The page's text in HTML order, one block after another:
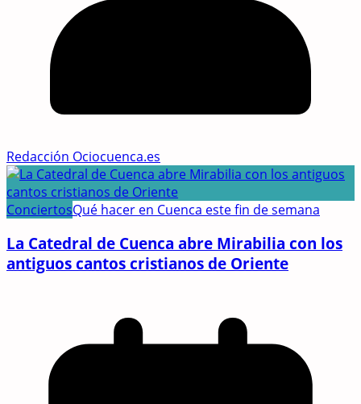
Redacción Ociocuenca.es
ConciertosQué hacer en Cuenca este fin de semana
La Catedral de Cuenca abre Mirabilia con los
antiguos cantos cristianos de Oriente